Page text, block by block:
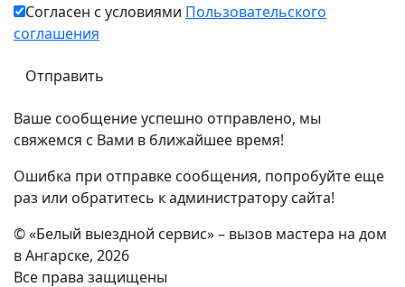
Согласен с условиями Пользовательского
соглашения
Ваше сообщение успешно отправлено, мы
свяжемся с Вами в ближайшее время!
Ошибка при отправке сообщения, попробуйте еще
раз или обратитесь к администратору сайта!
© «Белый выездной сервис» – вызов мастера на дом
в Ангарске, 2026
Все права защищены